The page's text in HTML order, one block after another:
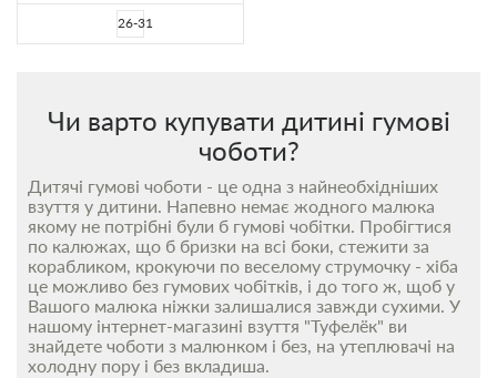
26-31
Чи варто купувати дитині гумові
чоботи?
Дитячі гумові чоботи - це одна з найнеобхідніших
взуття у дитини. Напевно немає жодного малюка
якому не потрібні були б гумові чобітки. Пробігтися
по калюжах, що б бризки на всі боки, стежити за
корабликом, крокуючи по веселому струмочку - хіба
це можливо без гумових чобітків, і до того ж, щоб у
Вашого малюка ніжки залишалися завжди сухими. У
нашому інтернет-магазині взуття "Туфелёк" ви
знайдете чоботи з малюнком і без, на утеплювачі на
холодну пору і без вкладиша.